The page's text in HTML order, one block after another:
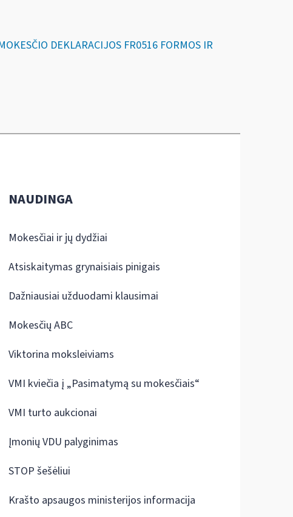
DEKLARACIJOS FR0516 FORMOS IR
NAUDINGA
Mokesčiai ir jų dydžiai
Atsiskaitymas grynaisiais pinigais
Dažniausiai užduodami klausimai
Mokesčių ABC
Viktorina moksleiviams
VMI kviečia į „Pasimatymą su mokesčiais“
VMI turto aukcionai
Įmonių VDU palyginimas
STOP šešėliui
Krašto apsaugos ministerijos informacija